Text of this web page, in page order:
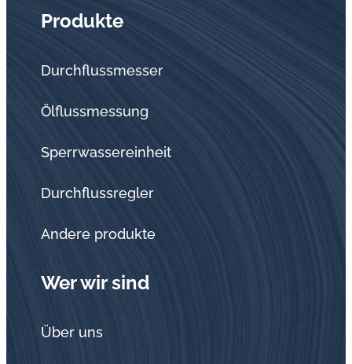
Produkte
Durchflussmesser
Ölflussmessung
Sperrwassereinheit
Durchflussregler
Andere produkte
Wer wir sind
Über uns